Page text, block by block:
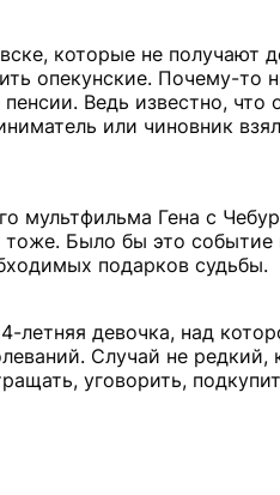
которые не получают
опекунские. Почему-то
Ведь известно,
или чиновник
мультфильма Гена с
Было бы это
подарков судьбы.
летняя девочка, над
Случай не редкий,
уговорить,